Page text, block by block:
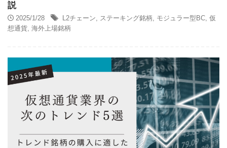
説
2025/1/28 L2チェーン, ステーキング銘柄, モジュラー型BC, 仮
想通貨, 海外上場銘柄